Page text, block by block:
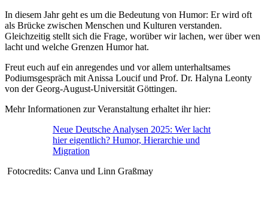
In diesem Jahr geht es um die Bedeutung von Humor: Er wird oft
als Brücke zwischen Menschen und Kulturen verstanden.
Gleichzeitig stellt sich die Frage, worüber wir lachen, wer über wen
lacht und welche Grenzen Humor hat.
Freut euch auf ein anregendes und vor allem unterhaltsames
Podiumsgespräch mit Anissa Loucif und Prof. Dr. Halyna Leonty
von der Georg-August-Universität Göttingen.
Mehr Informationen zur Veranstaltung erhaltet ihr hier:
Neue Deutsche Analysen 2025: Wer lacht
hier eigentlich? Humor, Hierarchie und
Migration
Fotocredits: Canva und Linn Graßmay